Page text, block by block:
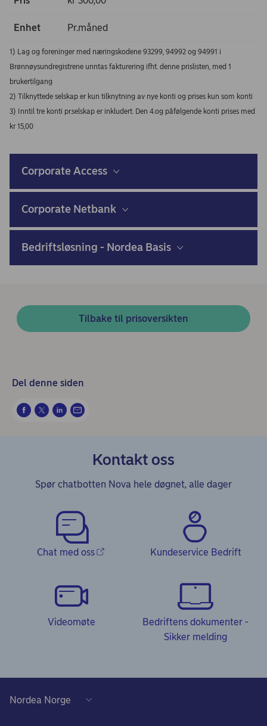
Enhet Pr.måned
1) Lag og foreninger med næringskodene 93299, 94992 og 94991 i
Brønnøysundregistrene unntas fakturering ifht. denne prislisten, med 1
brukertilgang
2) Tilknyttede selskap er kun tilknytning av nye konti og prises kun som konti
3) Inntil tre konti pr.selskap er inkludert. Den 4.og påfølgende konti prises med
kr 15,00
Corporate Access
Corporate Netbank
Bedriftsløsning - Nordea Basis
Tilbake til prisoversikten
Del denne siden
Kontakt oss
Spør chatbotten Nova hele døgnet, alle dager
Chat med oss Kundeservice Bedrift
Videomøte
Bedriftens dokumenter -
Sikker melding